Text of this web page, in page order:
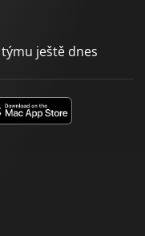
ještě dnes